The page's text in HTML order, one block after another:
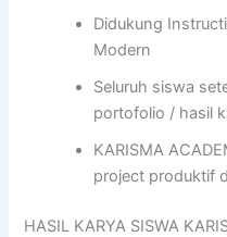
Didukung
Modern
Seluruh siswa
portofolio / hasil
KARISMA
project produktif
HASIL KARYA SISWA